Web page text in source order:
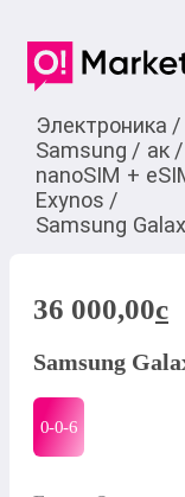
Электроника /
Samsung / ак /
nanoSIM +
Exynos /
Samsung
36 000,00c
Samsung
0-0-6